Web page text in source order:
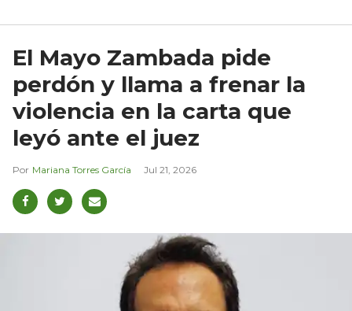
El Mayo Zambada pide
perdón y llama a frenar la
violencia en la carta que
leyó ante el juez
Mariana Torres García Jul 21, 2026